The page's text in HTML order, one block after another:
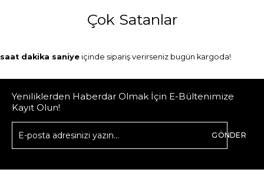
Çok Satanlar
saat dakika saniye içinde sipariş verirseniz bugün kargoda!
Yeniliklerden Haberdar Olmak İçin E-Bültenimize
Kayıt Olun!
GÖNDER